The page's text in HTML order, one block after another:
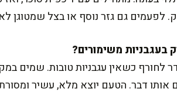
גם גזר נוסף או בצל שמטוגן
אותו דבר. הטעם יוצא מלא, עשיר